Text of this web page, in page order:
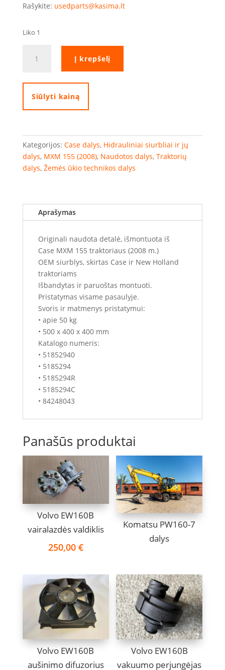
Rašykite: usedparts@kasima.lt
Liko 1
kiekis:
Danfoss
hidraulinis
siurblys
Į krepšelį
Siūlyti kainą
Kategorijos: Case dalys, Hidrauliniai siurbliai ir jų
dalys, MXM 155 (2008), Naudotos dalys, Traktorių
dalys, Žemės ūkio technikos dalys
Aprašymas
Originali naudota detalė, išmontuota iš
Case MXM 155 traktoriaus (2008 m.)
OEM siurblys, skirtas Case ir New Holland
traktoriams
Išbandytas ir paruoštas montuoti.
Pristatymas visame pasaulyje.
Svoris ir matmenys pristatymui:
• apie 50 kg
• 500 x 400 x 400 mm
Katalogo numeris:
• 51852940
• 5185294
• 5185294R
• 5185294C
• 84248043
Panašūs produktai
Volvo EW160B
vairalazdės valdiklis
250,00 €
Komatsu PW160-7
dalys
Volvo EW160B
aušinimo difuzorius
Volvo EW160B
vakuumo perjungėjas